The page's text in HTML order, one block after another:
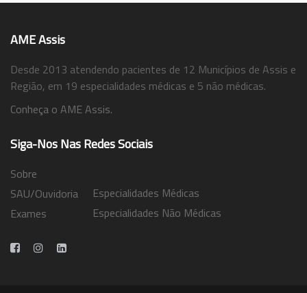
AME Assis
Desde 2013 atendendo pacientes de 12 Municípios de Assis e
Região, em 19 especialidades médicas e 5 não médicas.
Conheça o AME Assis.
Siga-Nos Nas Redes Sociais
Sobre
SAU/Ouvidoria
Exames
Especialidades Médicas
Especialidades Não Médicas